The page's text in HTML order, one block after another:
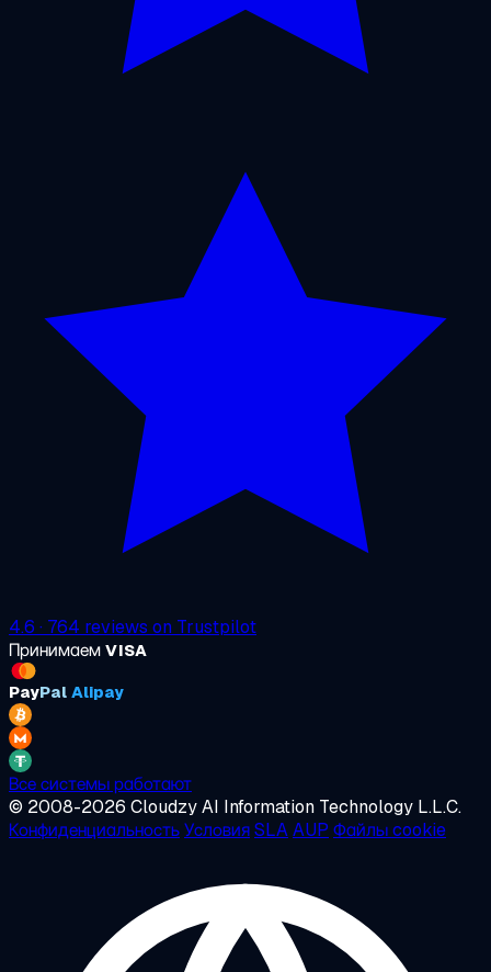
4.6 · 764 reviews on Trustpilot
Принимаем VISA
PayPal Alipay
Все системы работают
© 2008-2026 Cloudzy AI Information Technology L.L.C.
КонфиденциальностьУсловияSLAAUP Файлы cookie